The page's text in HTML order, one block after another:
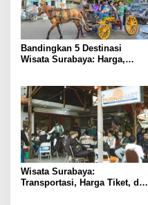
Bandingkan 5 Destinasi
Wisata Surabaya: Harga,
Wisata Surabaya:
Transportasi, Harga Tiket, dan